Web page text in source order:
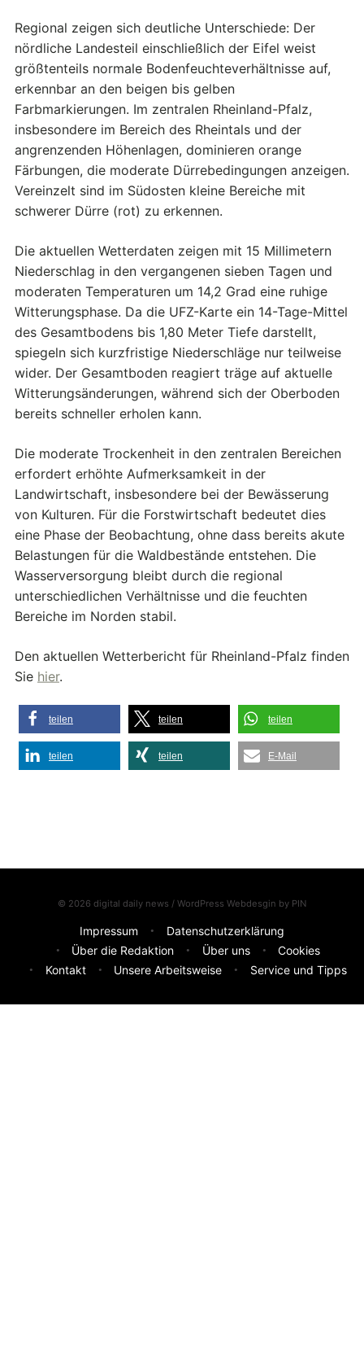
Regional zeigen sich deutliche Unterschiede: Der
nördliche Landesteil einschließlich der Eifel weist
größtenteils normale Bodenfeuchteverhältnisse auf,
erkennbar an den beigen bis gelben
Farbmarkierungen. Im zentralen Rheinland-Pfalz,
insbesondere im Bereich des Rheintals und der
angrenzenden Höhenlagen, dominieren orange
Färbungen, die moderate Dürrebedingungen anzeigen.
Vereinzelt sind im Südosten kleine Bereiche mit
schwerer Dürre (rot) zu erkennen.
Die aktuellen Wetterdaten zeigen mit 15 Millimetern
Niederschlag in den vergangenen sieben Tagen und
moderaten Temperaturen um 14,2 Grad eine ruhige
Witterungsphase. Da die UFZ-Karte ein 14-Tage-Mittel
des Gesamtbodens bis 1,80 Meter Tiefe darstellt,
spiegeln sich kurzfristige Niederschläge nur teilweise
wider. Der Gesamtboden reagiert träge auf aktuelle
Witterungsänderungen, während sich der Oberboden
bereits schneller erholen kann.
Die moderate Trockenheit in den zentralen Bereichen
erfordert erhöhte Aufmerksamkeit in der
Landwirtschaft, insbesondere bei der Bewässerung
von Kulturen. Für die Forstwirtschaft bedeutet dies
eine Phase der Beobachtung, ohne dass bereits akute
Belastungen für die Waldbestände entstehen. Die
Wasserversorgung bleibt durch die regional
unterschiedlichen Verhältnisse und die feuchten
Bereiche im Norden stabil.
Den aktuellen Wetterbericht für Rheinland-Pfalz finden
Sie hier.
teilen teilen teilen
teilen teilen E-Mail
© 2026 digital daily news / WordPress Webdesgin by PIN
Impressum
Datenschutzerklärung
Über die Redaktion
Über uns
Cookies
Kontakt
Unsere Arbeitsweise Service und Tipps